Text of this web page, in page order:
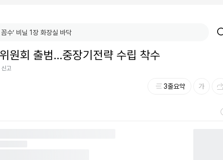
원회 출범…중장기전략 수립 착수
신고
3줄요약